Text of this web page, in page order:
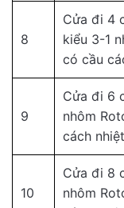
8
Cửa đi 4
kiểu 3-1
có cầu
9
Cửa đi 6
nhôm
cách nhiệt
10
Cửa đi 8
nhôm